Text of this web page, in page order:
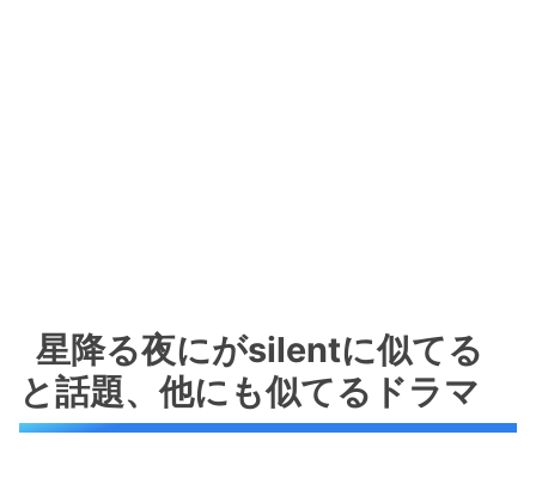
星降る夜にがsilentに似てる
と話題、他にも似てるドラマ